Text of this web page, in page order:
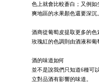
色上就會比較蒼白；又例
爽地區的水果顏色還要深沉。
酒商從葡萄皮提取更多的
玫瑰紅的色調則由酒液和葡
酒的味道如何
並不是說我們只知道6種可
立對品酒有影響的味道。